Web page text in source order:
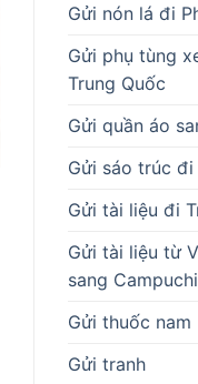
Gửi nón lá đi
Gửi phụ tùng
Trung Quốc
Gửi quần áo
Gửi sáo trúc đi
Gửi tài liệu đi
Gửi tài liệu từ
sang
Gửi thuốc nam
Gửi tranh